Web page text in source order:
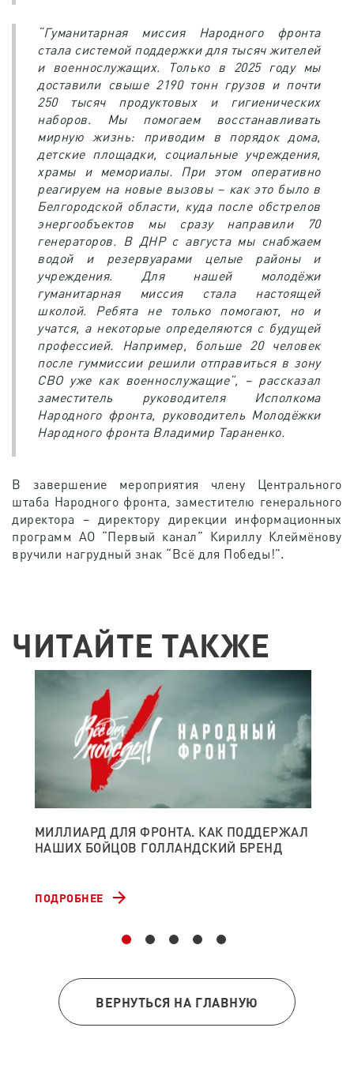
“Гуманитарная миссия Народного фронта
стала системой поддержки для тысяч жителей
и военнослужащих. Только в 2025 году мы
доставили свыше 2190 тонн грузов и почти
250 тысяч продуктовых и гигиенических
наборов. Мы помогаем восстанавливать
мирную жизнь: приводим в порядок дома,
детские площадки, социальные учреждения,
храмы и мемориалы. При этом оперативно
реагируем на новые вызовы – как это было в
Белгородской области, куда после обстрелов
энергообъектов мы сразу направили 70
генераторов. В ДНР с августа мы снабжаем
водой и резервуарами целые районы и
учреждения. Для нашей молодёжи
гуманитарная миссия стала настоящей
школой. Ребята не только помогают, но и
учатся, а некоторые определяются с будущей
профессией. Например, больше 20 человек
после гуммиссии решили отправиться в зону
СВО уже как военнослужащие”, – рассказал
заместитель руководителя Исполкома
Народного фронта, руководитель Молодёжки
Народного фронта Владимир Тараненко.
В завершение мероприятия члену Центрального
штаба Народного фронта, заместителю генерального
директора – директору дирекции информационных
программ АО “Первый канал” Кириллу Клеймёнову
вручили нагрудный знак “Всё для Победы!”.
ЧИТАЙТЕ ТАКЖЕ
МИЛЛИАРД ДЛЯ ФРОНТА. КАК ПОДДЕРЖАЛ
НАШИХ БОЙЦОВ ГОЛЛАНДСКИЙ БРЕНД
ПОДРОБНЕЕ
ВЕРНУТЬСЯ НА ГЛАВНУЮ